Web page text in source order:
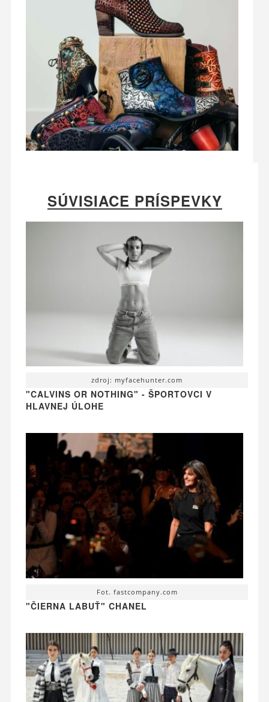
SÚVISIACE PRÍSPEVKY
zdroj: myfacehunter.com
"CALVINS OR NOTHING" - ŠPORTOVCI V
HLAVNEJ ÚLOHE
Fot. fastcompany.com
"ČIERNA LABUŤ" CHANEL